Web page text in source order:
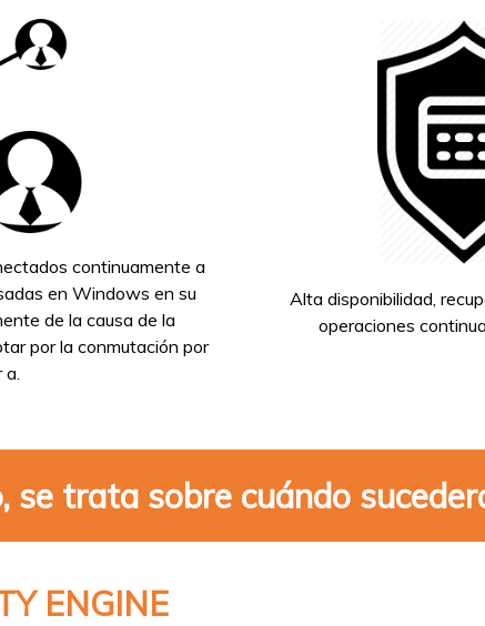
continuamente a
en Windows en su
de la causa de la
por la conmutación por
a.
Alta disponibilidad,
operaciones
trata sobre cuándo
ENGINE